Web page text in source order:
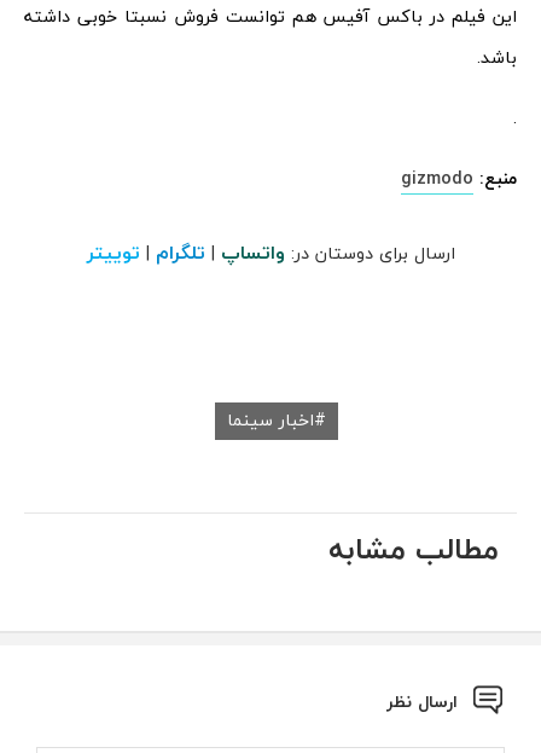
این فیلم در باکس آفیس هم توانست فروش نسبتا خوبی داشته
باشد.
.
منبع: gizmodo
ارسال برای دوستان در: واتساپ | تلگرام | توییتر
اخبار سینما
مطالب مشابه
ارسال نظر